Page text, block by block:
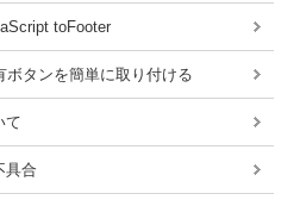
toFooter
タンを簡単に取り付ける
て
具合